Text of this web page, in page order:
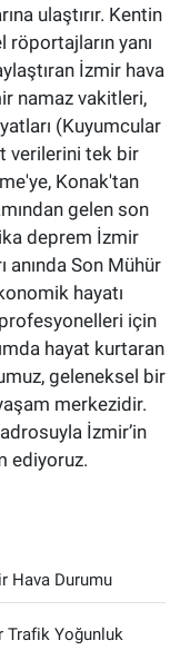
ulaştırır. Kentin
röportajların yanı
İzmir hava
namaz vakitleri,
(Kuyumcular
verilerini tek bir
Konak'tan
gelen son
deprem İzmir
anında Son Mühür
hayatı
için
hayat kurtaran
geleneksel bir
merkezidir.
İzmir’in
ediyoruz.
Hava Durumu
Trafik Yoğunluk